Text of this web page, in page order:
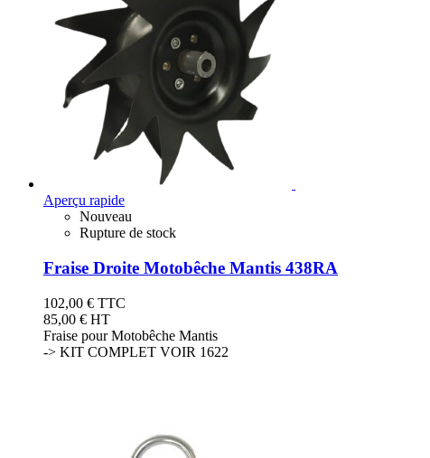
Aperçu rapide
Nouveau
Rupture de stock
Fraise Droite Motobêche Mantis 438RA
102,00 € TTC
85,00 € HT
Fraise pour Motobêche Mantis
-> KIT COMPLET VOIR 1622